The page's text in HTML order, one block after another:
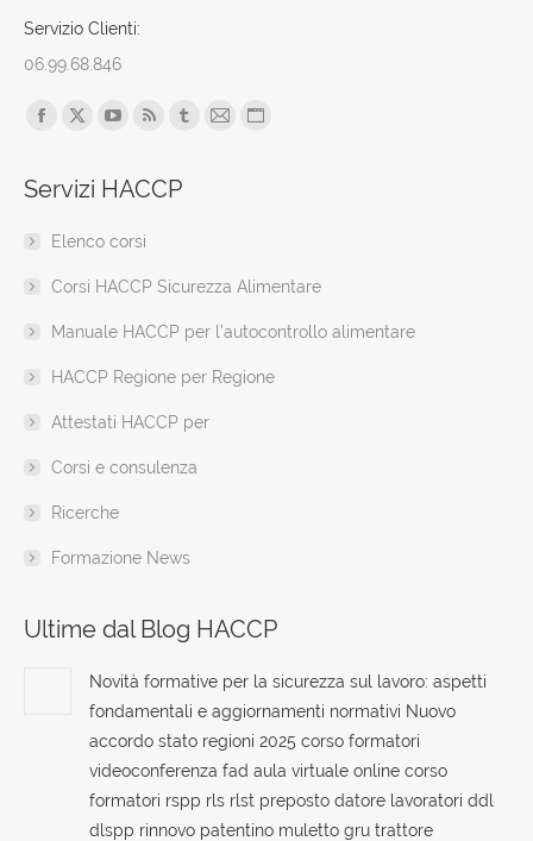
Servizio Clienti:
06.99.68.846
Find us on:
Facebook
opens
new
window
X
opens
new
window
opens
new
window
opens
window
Tumblr
window
Mail
window
Sito
new
Servizi HACCP
Elenco corsi
Corsi HACCP Sicurezza Alimentare
Manuale HACCP per l’autocontrollo alimentare
HACCP Regione per Regione
Attestati HACCP per
Corsi e consulenza
Ricerche
Formazione News
Ultime dal Blog HACCP
Novità formative per la sicurezza sul lavoro: aspetti
fondamentali e aggiornamenti normativi Nuovo
accordo stato regioni 2025 corso formatori
videoconferenza fad aula virtuale online corso
formatori rspp rls rlst preposto datore lavoratori ddl
dlspp rinnovo patentino muletto gru trattore